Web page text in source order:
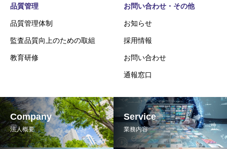
品質管理
品質管理体制
監査品質向上のための取組
教育研修
お問い合わせ・その他
お知らせ
採用情報
お問い合わせ
通報窓口
Company
法人概要
Service
業務内容